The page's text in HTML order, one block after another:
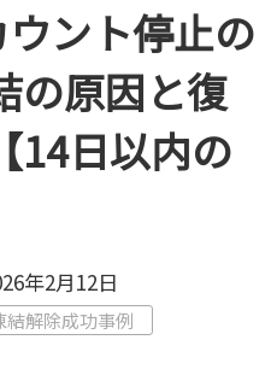
ント停止の
の原因と復
14日以内の
年2月12日
解除成功事例